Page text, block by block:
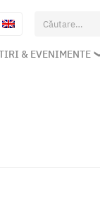
Caută
după:
& EVENIMENTE